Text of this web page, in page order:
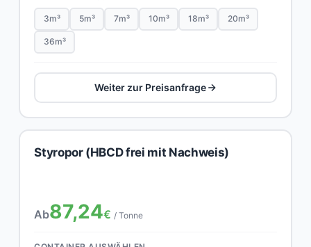
3m³ 5m³ 7m³ 10m³ 18m³ 20m³
36m³
Weiter zur Preisanfrage
Styropor (HBCD frei mit Nachweis)
Ab87,24€ / Tonne